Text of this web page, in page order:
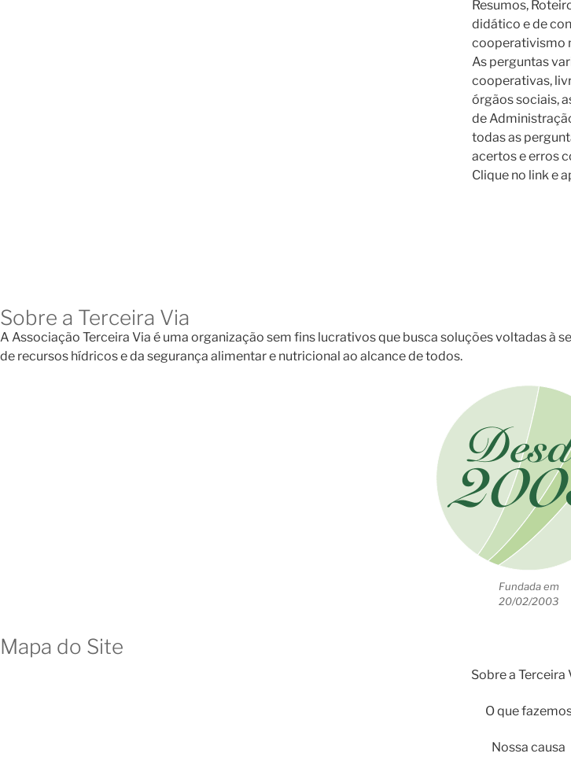
Resumos,
didático e de
cooperativismo
As perguntas
cooperativas,
órgãos sociais,
de
todas as
acertos e erros
Clique no link e
Sobre a Terceira Via
A Associação Terceira Via é uma organização sem fins lucrativos que busca soluções voltadas
de recursos hídricos e da segurança alimentar e nutricional ao alcance de todos.
Fundada em
20/02/2003
Mapa do Site
Sobre a Terceira
O que
Nossa causa